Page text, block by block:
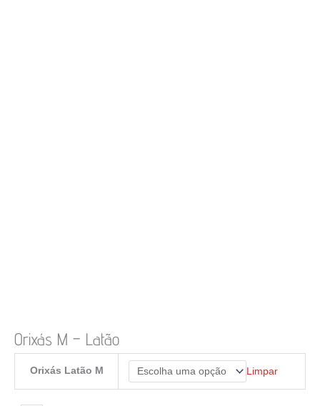
Orixás M – Latão
Orixás Latão M Limpar